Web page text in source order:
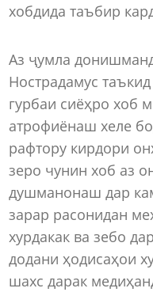
хобдида таъбир
Аз ҷумла
Нострадамус
гурбаи сиёҳро хоб
атрофиёнаш хеле
рафтору кирдори
зеро чунин хоб аз
душманонаш дар
зарар расонидан
хурдакак ва зебо
додани ҳодисаҳои
шахс дарак